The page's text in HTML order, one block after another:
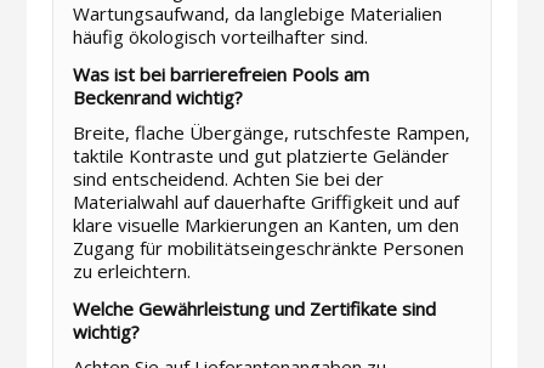
Wartungsaufwand, da langlebige Materialien
häufig ökologisch vorteilhafter sind.
Was ist bei barrierefreien Pools am
Beckenrand wichtig?
Breite, flache Übergänge, rutschfeste Rampen,
taktile Kontraste und gut platzierte Geländer
sind entscheidend. Achten Sie bei der
Materialwahl auf dauerhafte Griffigkeit und auf
klare visuelle Markierungen an Kanten, um den
Zugang für mobilitätseingeschränkte Personen
zu erleichtern.
Welche Gewährleistung und Zertifikate sind
wichtig?